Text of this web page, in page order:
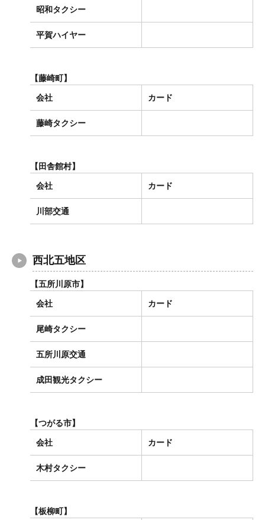
昭和タクシー
平賀ハイヤー
【藤崎町】
会社 カード
藤崎タクシー
【田舎館村】
会社 カード
川部交通
西北五地区
【五所川原市】
会社 カード
尾崎タクシー
五所川原交通
成田観光タクシー
【つがる市】
会社 カード
木村タクシー
【板柳町】